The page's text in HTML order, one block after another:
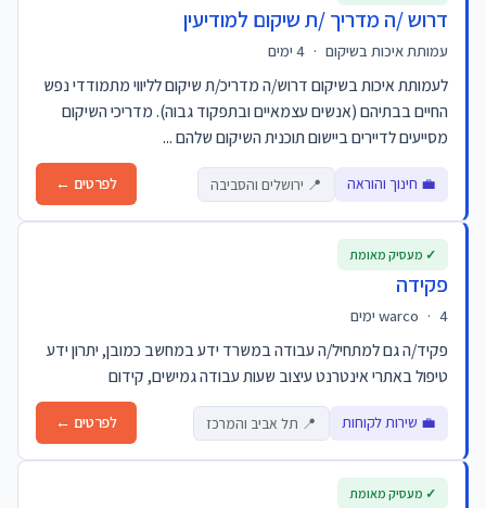
דרוש /ה מדריך /ת שיקום למודיעין
עמותת איכות בשיקום ·
לעמותת איכות בשיקום דרוש/ה מדריכ/ת שיקום לליווי מתמודדי נפש
החיים בבתיהם (אנשים עצמאיים ובתפקוד גבוה). מדריכי השיקום
מסייעים לדיירים ביישום תוכנית השיקום שלהם ...
💼 חינוך והוראה 📍 ירושלים והסביבה לפרטים ←
פקידה
warco · 4 ימים
פקיד/ה גם למתחיל/ה עבודה במשרד ידע במחשב כמובן, יתרון ידע
טיפול באתרי אינטרנט עיצוב שעות עבודה גמישים, קידום
💼 שירות לקוחות 📍 תל אביב והמרכז לפרטים ←
✓ מעסיק מאומת
✓ מעסיק מאומת